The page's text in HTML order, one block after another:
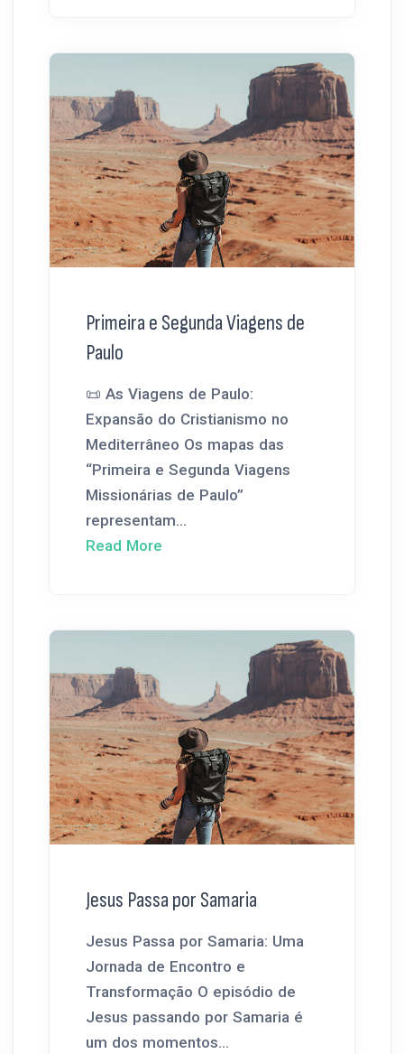
Primeira e Segunda Viagens de
Paulo
📜 As Viagens de Paulo:
Expansão do Cristianismo no
Mediterrâneo Os mapas das
“Primeira e Segunda Viagens
Missionárias de Paulo”
representam...
Read More
Jesus Passa por Samaria
Jesus Passa por Samaria: Uma
Jornada de Encontro e
Transformação O episódio de
Jesus passando por Samaria é
um dos momentos...